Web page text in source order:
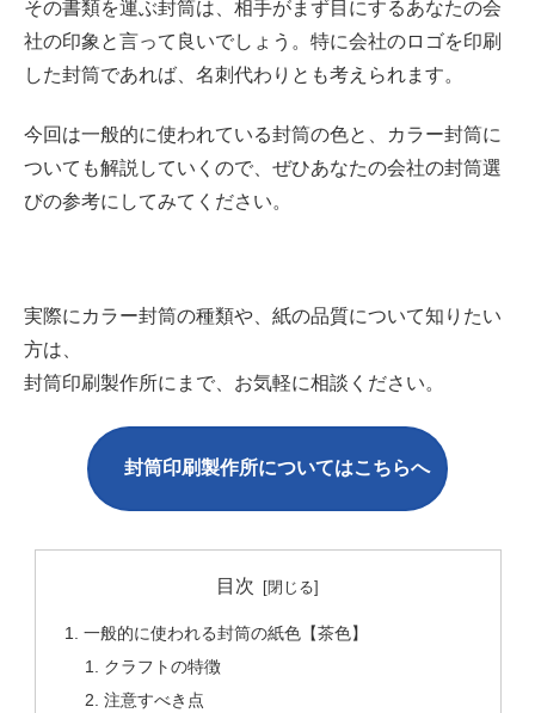
その書類を運ぶ封筒は、相手がまず目にするあなたの会
社の印象と言って良いでしょう。特に会社のロゴを印刷
した封筒であれば、名刺代わりとも考えられます。
今回は一般的に使われている封筒の色と、カラー封筒に
ついても解説していくので、ぜひあなたの会社の封筒選
びの参考にしてみてください。
実際にカラー封筒の種類や、紙の品質について知りたい
方は、
封筒印刷製作所にまで、お気軽に相談ください。
封筒印刷製作所についてはこちらへ
目次
一般的に使われる封筒の紙色【茶色】
クラフトの特徴
注意すべき点